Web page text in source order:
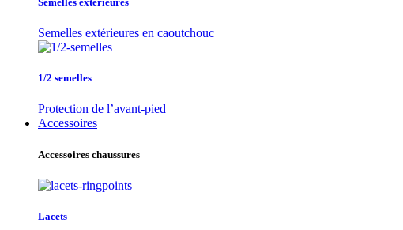
Semelles extérieures en caoutchouc
1/2 semelles
Protection de l’avant-pied
Accessoires
Accessoires chaussures
Lacets